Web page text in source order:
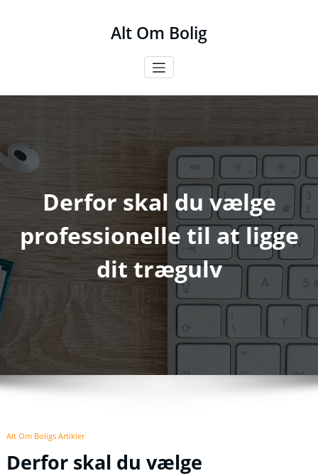
Alt Om Bolig
Derfor skal du vælge
professionelle til at ligge
dit trægulv
Alt Om Boligs Artikler
Derfor skal du vælge